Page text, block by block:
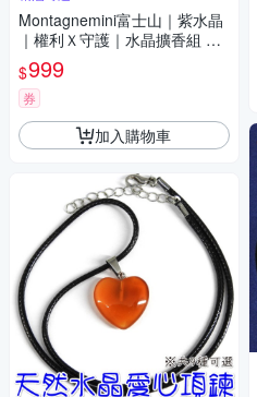
Montagnemini富士山｜紫水晶
｜權利Ｘ守護｜水晶擴香組 精
油可選
$999
券
加入購物車